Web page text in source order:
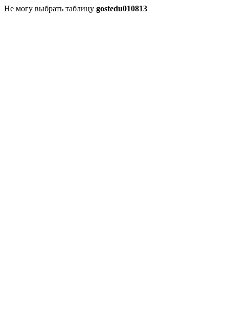
Не могу выбрать таблицу gostedu010813